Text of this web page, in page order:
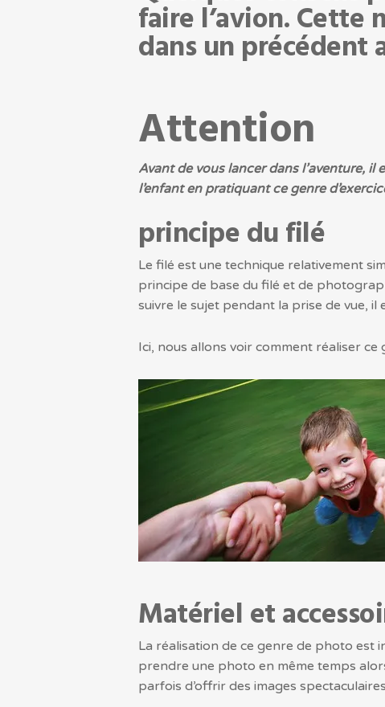
faire l’avion. Cette
dans un précédent
Attention
Avant de vous lancer dans l’aventure,
l’enfant en pratiquant ce genre
principe du filé
Le filé est une technique relativement
principe de base du filé et de
suivre le sujet pendant la prise de vue,
Ici, nous allons voir comment réaliser ce
Matériel et
La réalisation de ce genre de photo est
prendre une photo en même temps
parfois d’offrir des images